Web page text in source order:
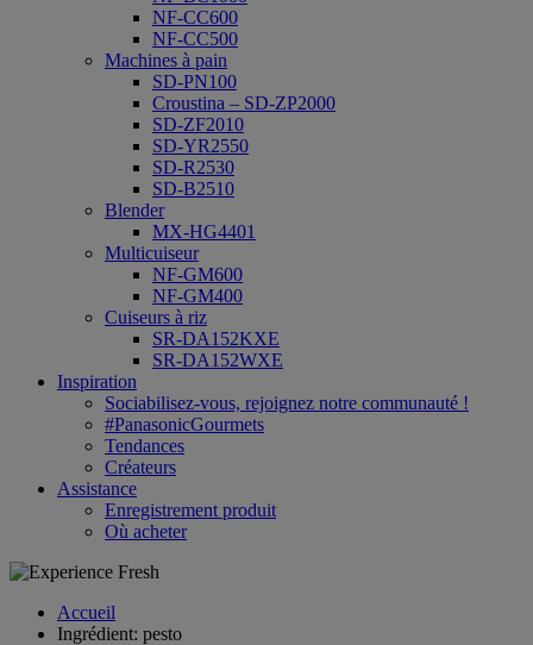
NF-CC600
NF-CC500
Machines à pain
SD-PN100
Croustina – SD-ZP2000
SD-ZF2010
SD-YR2550
SD-R2530
SD-B2510
Blender
MX-HG4401
Multicuiseur
NF-GM600
NF-GM400
Cuiseurs à riz
SR-DA152KXE
SR-DA152WXE
Inspiration
Sociabilisez-vous, rejoignez notre communauté !
#PanasonicGourmets
Tendances
Créateurs
Assistance
Enregistrement produit
Où acheter
Accueil
Ingrédient: pesto